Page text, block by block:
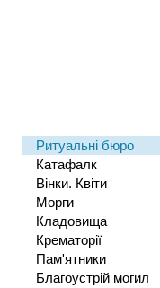
Ритуальні бюро
Катафалк
Вінки. Квіти
Морги
Кладовища
Крематорії
Пам'ятники
Благоустрій могил